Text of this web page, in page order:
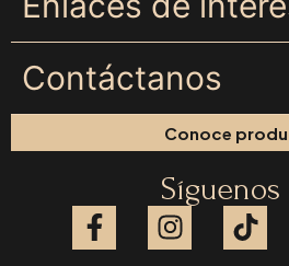
Contáctanos
Conoce
Síguenos